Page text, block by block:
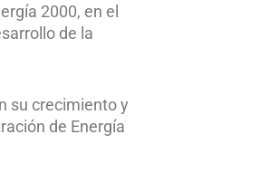
2000, en el
de la
su crecimiento y
de Energía